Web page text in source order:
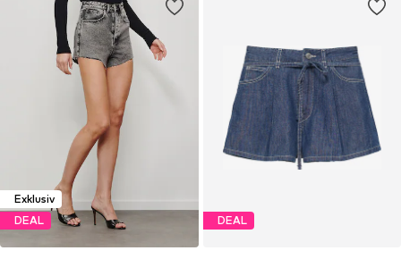
Exklusiv
DEAL
DEAL